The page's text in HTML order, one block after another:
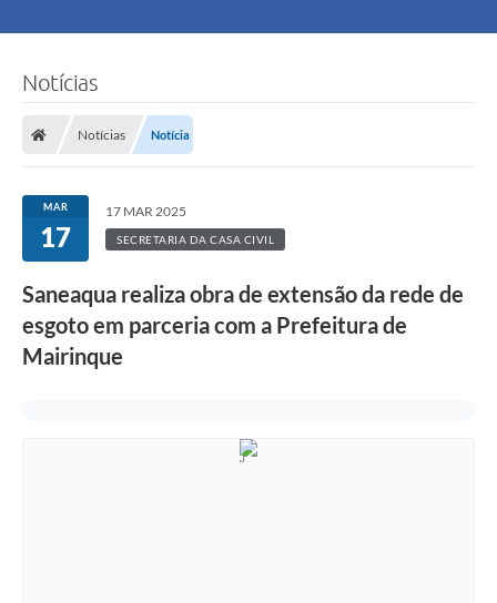
Notícias
Notícias Notícia
MAR
17
17 MAR 2025
SECRETARIA DA CASA CIVIL
Saneaqua realiza obra de extensão da rede de
esgoto em parceria com a Prefeitura de
Mairinque